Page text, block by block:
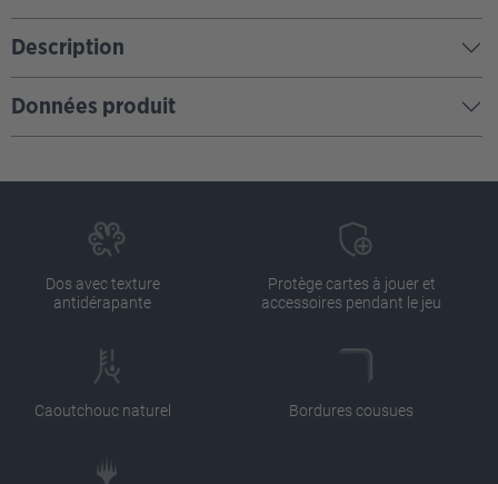
Description
Données produit
Dos avec texture
antidérapante
Protège cartes à jouer et
accessoires pendant le jeu
Caoutchouc naturel Bordures cousues